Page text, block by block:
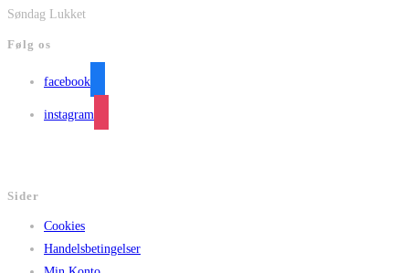
Søndag Lukket
Følg os
facebook
instagram
Sider
Cookies
Handelsbetingelser